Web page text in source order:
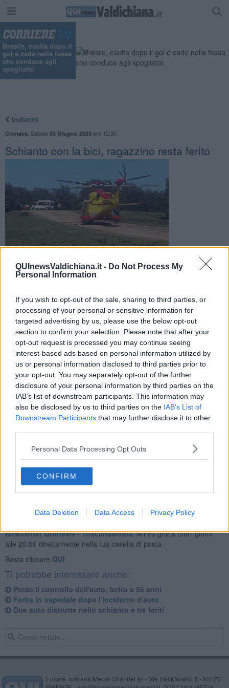
QUInewsValdichiana.it - Do Not Process My
Personal Information
If you wish to opt-out of the sale, sharing to third parties, or
processing of your personal or sensitive information for
targeted advertising by us, please use the below opt-out
section to confirm your selection. Please note that after your
opt-out request is processed you may continue seeing
interest-based ads based on personal information utilized by
us or personal information disclosed to third parties prior to
your opt-out. You may separately opt-out of the further
disclosure of your personal information by third parties on the
IAB’s list of downstream participants. This information may
also be disclosed by us to third parties on the IAB’s List of
Downstream Participants that may further disclose it to other
Personal Data Processing Opt Outs
CONFIRM
Data Deletion Data Access Privacy Policy
Brasile, esulta dopo il
gol e cade nella fossa
che conduce agli
spogliatoi
Indietro
Cronaca Sabato 03 Giugno 2023ore 12:35
Schianto con la bici, ragazzino resta ferito
Il minorenne è stato trasportato con Pegaso in codice giallo
all'ospedale di Careggi. Sul posto anche carabinieri e polizia
municipale
MONTEPULCIANO —Intervento del 118 dell'Asl Toscana sud est,
attivato alle 9,41, per un incidente in bicicletta avvenuto in via Pablo
Neruda a Montepulciano.
Ferito un minorenne che è stato trasportato in codice giallo a
Careggi da Pegaso 2.
Sul posto sono intervenuti anche l'automedica di Nottola,
l'ambulanza della Croce Rossa Italiana di Montepulciano e la
polizia municipale. Allertati i carabinieri.
Newsletter QUInews - ToscanaMedia.Arriva gratis tutti i giorni
alle 20:00 direttamente nella tua casella di posta.
Basta cliccare QUI
Ti potrebbe interessare anche:
Perde il controllo dell'auto, ferito a 56 anni
Ferita in ospedale dopo l'incidente d'auto
Due auto distrutte nello schianto e tre feriti
Editore Toscana Media Channel srl - Via Dei Martelli, 8 - 50129